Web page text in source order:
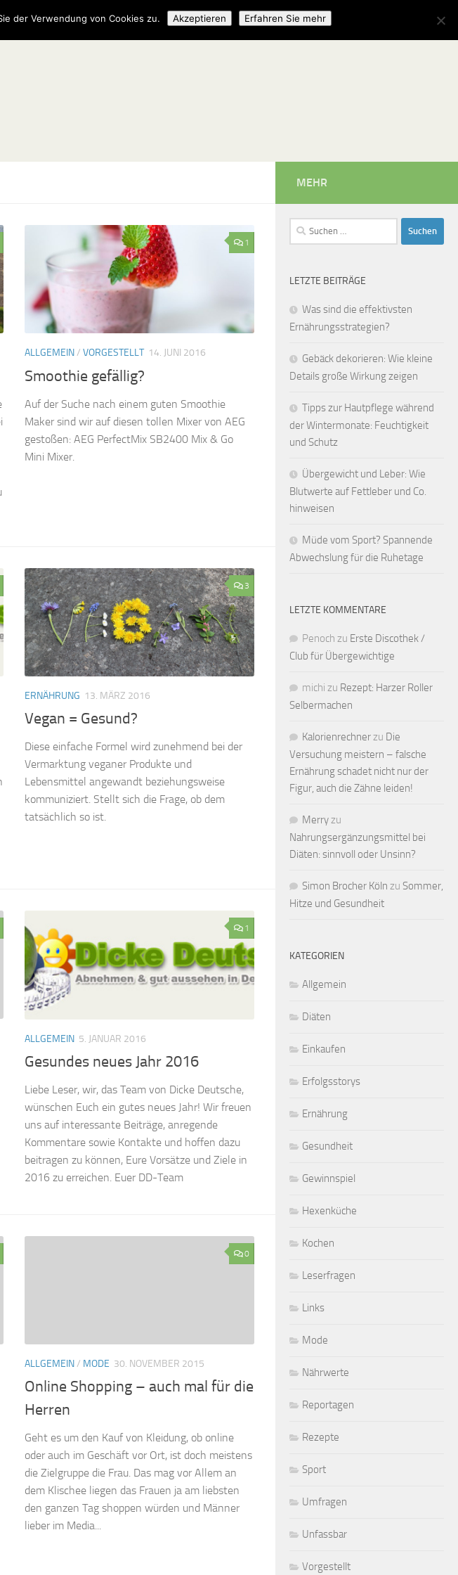
1
ALLGEMEIN/ VORGESTELLT 14. JUNI 2016
Smoothie gefällig?
Auf der Suche nach einem guten Smoothie
Maker sind wir auf diesen tollen Mixer von AEG
gestoßen: AEG PerfectMix SB2400 Mix & Go
Mini Mixer.
3
ERNÄHRUNG 13. MÄRZ 2016
Vegan = Gesund?
Diese einfache Formel wird zunehmend bei der
Vermarktung veganer Produkte und
Lebensmittel angewandt beziehungsweise
kommuniziert. Stellt sich die Frage, ob dem
tatsächlich so ist.
1
ALLGEMEIN 5. JANUAR 2016
Gesundes neues Jahr 2016
Liebe Leser, wir, das Team von Dicke Deutsche,
wünschen Euch ein gutes neues Jahr! Wir freuen
uns auf interessante Beiträge, anregende
Kommentare sowie Kontakte und hoffen dazu
beitragen zu können, Eure Vorsätze und Ziele in
2016 zu erreichen. Euer DD-Team
0
ALLGEMEIN/ MODE 30. NOVEMBER 2015
Online Shopping – auch mal für die
Herren
Geht es um den Kauf von Kleidung, ob online
oder auch im Geschäft vor Ort, ist doch meistens
die Zielgruppe die Frau. Das mag vor Allem an
dem Klischee liegen das Frauen ja am liebsten
den ganzen Tag shoppen würden und Männer
lieber im Media...
MEHR
Suchen
nach:
LETZTE BEITRÄGE
Was sind die effektivsten
Ernährungsstrategien?
Gebäck dekorieren: Wie kleine
Details große Wirkung zeigen
Tipps zur Hautpflege während
der Wintermonate: Feuchtigkeit
und Schutz
Übergewicht und Leber: Wie
Blutwerte auf Fettleber und Co.
hinweisen
Müde vom Sport? Spannende
Abwechslung für die Ruhetage
LETZTE KOMMENTARE
Penoch zu Erste Discothek /
Club für Übergewichtige
michi zu Rezept: Harzer Roller
Selbermachen
Kalorienrechnerzu Die
Versuchung meistern – falsche
Ernährung schadet nicht nur der
Figur, auch die Zähne leiden!
Merryzu
Nahrungsergänzungsmittel bei
Diäten: sinnvoll oder Unsinn?
Simon Brocher Köln zu Sommer,
Hitze und Gesundheit
KATEGORIEN
Allgemein
Diäten
Einkaufen
Erfolgsstorys
Ernährung
Gesundheit
Gewinnspiel
Hexenküche
Kochen
Leserfragen
Links
Mode
Nährwerte
Reportagen
Rezepte
Sport
Umfragen
Unfassbar
Vorgestellt
der Verwendung von Cookies zu. Akzeptieren Erfahren Sie mehr